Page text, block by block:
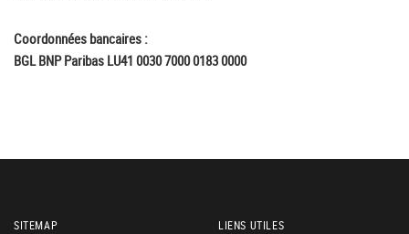
Coordonnées bancaires :
BGL BNP Paribas LU41 0030 7000 0183 0000
SITEMAP LIENS UTILES